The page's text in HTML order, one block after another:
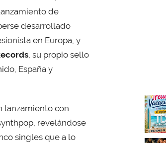
de
desarrollado
en Europa, y
, su propio sello
España y
lanzamiento con
revelándose
singles que a lo